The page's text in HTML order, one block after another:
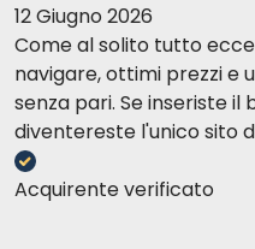
12 Giugno 2026
Come al solito tutto
navigare, ottimi prezzi e
senza pari. Se inseriste
diventereste l'unico sito
Acquirente verificato